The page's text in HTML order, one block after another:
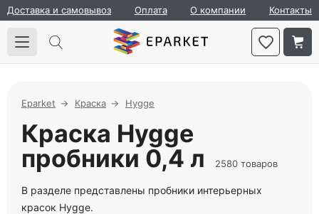
Доставка и самовывоз Оплата О компании Контакты
Eparket Краска Hygge
Краска Hygge
пробники 0,4 л
2580 товаров
В разделе представлены пробники интерьерных
красок Hygge.